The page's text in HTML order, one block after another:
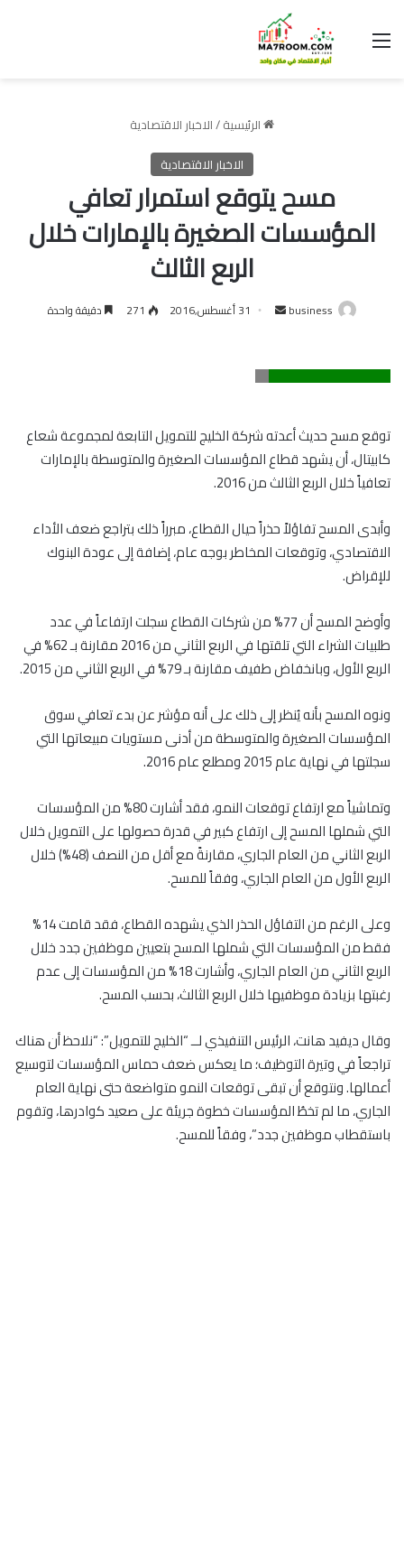
القائمة
الرئيسية/الاخبار الاقتصادية
الاخبار الاقتصادية
مسح يتوقع استمرار تعافي
المؤسسات الصغيرة بالإمارات خلال
الربع الثالث
business
أرسل 31 أغسطس,2016 271 دقيقة واحدة
توقع مسح حديث أعدته شركة الخليج للتمويل التابعة لمجموعة شعاع
كابيتال، أن يشهد قطاع المؤسسات الصغيرة والمتوسطة بالإمارات
تعافياً خلال الربع الثالث من 2016.
وأبدى المسح تفاؤلاً حذراً حيال القطاع، مبرراً ذلك بتراجع ضعف الأداء
الاقتصادي، وتوقعات المخاطر بوجه عام، إضافة إلى عودة البنوك
للإقراض.
وأوضح المسح أن 77% من شركات القطاع سجلت ارتفاعاً في عدد
طلبيات الشراء التي تلقتها في الربع الثاني من 2016 مقارنة بـ 62% في
الربع الأول، وبانخفاض طفيف مقارنة بـ 79% في الربع الثاني من 2015.
ونوه المسح بأنه يُنظر إلى ذلك على أنه مؤشر عن بدء تعافي سوق
المؤسسات الصغيرة والمتوسطة من أدنى مستويات مبيعاتها التي
سجلتها في نهاية عام 2015 ومطلع عام 2016.
وتماشياً مع ارتفاع توقعات النمو، فقد أشارت 80% من المؤسسات
التي شملها المسح إلى ارتفاع كبير في قدرة حصولها على التمويل خلال
الربع الثاني من العام الجاري، مقارنةً مع أقل من النصف (48%) خلال
الربع الأول من العام الجاري، وفقاً للمسح.
وعلى الرغم من التفاؤل الحذر الذي يشهده القطاع، فقد قامت 14%
فقط من المؤسسات التي شملها المسح بتعيين موظفين جدد خلال
الربع الثاني من العام الجاري، وأشارت 18% من المؤسسات إلى عدم
رغبتها بزيادة موظفيها خلال الربع الثالث، بحسب المسح.
وقال ديفيد هانت، الرئيس التنفيذي لــ “الخليج للتمويل”: “نلاحظ أن هناك
تراجعاً في وتيرة التوظيف؛ ما يعكس ضعف حماس المؤسسات لتوسيع
أعمالها. ونتوقع أن تبقى توقعات النمو متواضعة حتى نهاية العام
الجاري، ما لم تخطُ المؤسسات خطوة جريئة على صعيد كوادرها، وتقوم
باستقطاب موظفين جدد”، وفقاً للمسح.